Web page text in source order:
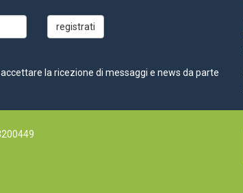
la ricezione di messaggi e news da parte